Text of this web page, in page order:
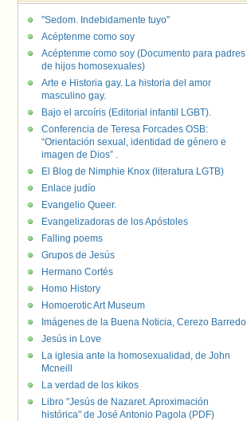
"Sedom. Indebidamente tuyo"
Acéptenme como soy
Acéptenme como soy (Documento para padres
de hijos homosexuales)
Arte e Historia gay. La historia del amor
masculino gay.
Bajo el arcoíris (Editorial infantil LGBT).
Conferencia de Teresa Forcades OSB:
“Orientación sexual, identidad de género e
imagen de Dios” .
El Blog de Nimphie Knox (literatura LGTB)
Enlace judío
Evangelio Queer.
Evangelizadoras de los Apóstoles
Falling poems
Grupos de Jesús
Hermano Cortés
Homo History
Homoerotic Art Museum
Imágenes de la Buena Noticia, Cerezo Barredo
Jesús in Love
La iglesia ante la homosexualidad, de John
Mcneill
La verdad de los kikos
Libro "Jesús de Nazaret. Aproximación
histórica" de José Antonio Pagola (PDF)